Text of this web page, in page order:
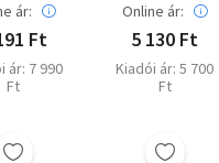
ár:
Ft
ár: 7 990
Ft
Online ár:
5 130 Ft
Kiadói ár: 5 700
Ft